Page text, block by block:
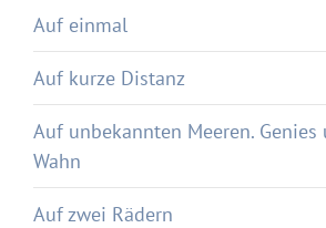
Auf einmal
Auf kurze Distanz
Auf unbekannten Meeren.
Wahn
Auf zwei Rädern